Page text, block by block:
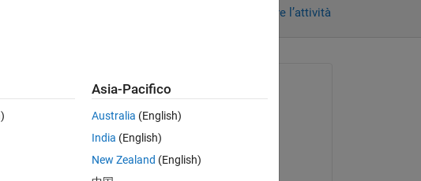
Accedi per seguire l’attività
0 voti
Richiesto:
il 9 Nov 2021
Modificato:
Asia-Pacifico
Australia (English)
India (English)
New Zealand (English)